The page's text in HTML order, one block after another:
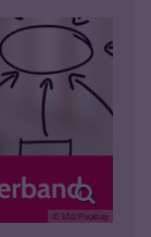
© kfd/Pixabay